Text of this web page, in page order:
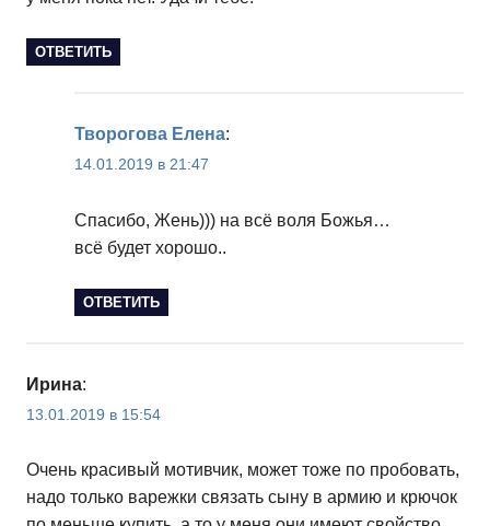
ОТВЕТИТЬ
Творогова Елена:
14.01.2019 в 21:47
Спасибо, Жень))) на всё воля Божья…
всё будет хорошо..
ОТВЕТИТЬ
Ирина:
13.01.2019 в 15:54
Очень красивый мотивчик, может тоже по пробовать,
надо только варежки связать сыну в армию и крючок